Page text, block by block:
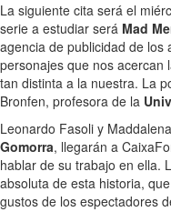
La siguiente cita será el
serie a estudiar será Mad
agencia de publicidad de los
personajes que nos acercan
tan distinta a la nuestra. La
Bronfen, profesora de la
Leonardo Fasoli y
Gomorra, llegarán a
hablar de su trabajo en ella.
absoluta de esta historia,
gustos de los espectadores